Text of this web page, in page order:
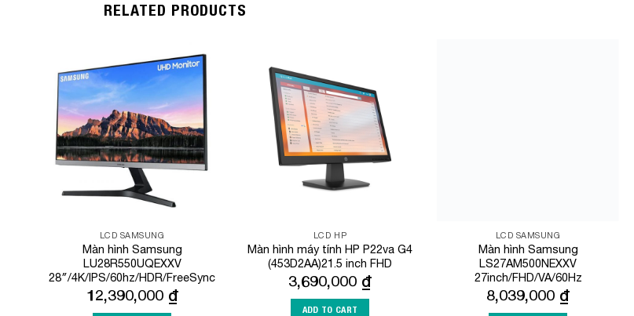
RELATED PRODUCTS
Wishlist
LCD SAMSUNG
Màn hình Samsung
LU28R550UQEXXV
28″/4K/IPS/60hz/HDR/FreeSync
12,390,000 ₫
Wishlist
LCD HP
Màn hình máy tính HP P22va G4
(453D2AA)21.5 inch FHD
3,690,000 ₫
ADD TO CART
LCD SAMSUNG
Màn hình Samsung
LS27AM500NEXXV
27inch/FHD/VA/60Hz
8,039,000 ₫